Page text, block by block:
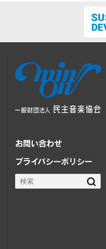
お問い合わせ
プライバシーポリシー